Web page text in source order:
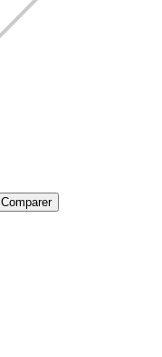
Comparer